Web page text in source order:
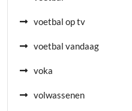
voetbal op tv
voetbal vandaag
voka
volwassenen